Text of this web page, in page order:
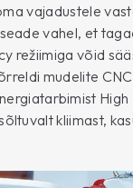
vajadustele
vahel, et
režiimiga võid
mudelite
kliimast,